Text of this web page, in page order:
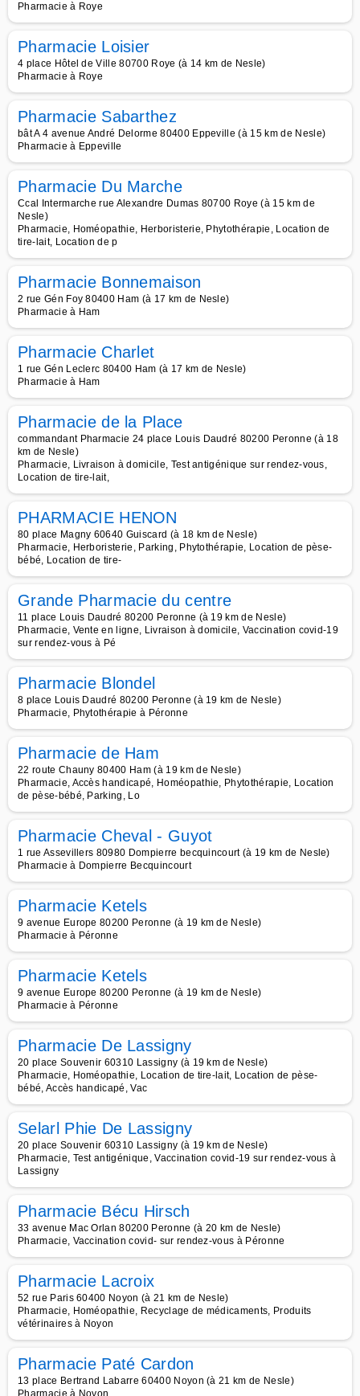
Pharmacie à Roye
Pharmacie Loisier
4 place Hôtel de Ville 80700 Roye (à 14 km de Nesle)
Pharmacie à Roye
Pharmacie Sabarthez
bât A 4 avenue André Delorme 80400 Eppeville (à 15 km de Nesle)
Pharmacie à Eppeville
Pharmacie Du Marche
Ccal Intermarche rue Alexandre Dumas 80700 Roye (à 15 km de
Nesle)
Pharmacie, Homéopathie, Herboristerie, Phytothérapie, Location de
tire-lait, Location de p
Pharmacie Bonnemaison
2 rue Gén Foy 80400 Ham (à 17 km de Nesle)
Pharmacie à Ham
Pharmacie Charlet
1 rue Gén Leclerc 80400 Ham (à 17 km de Nesle)
Pharmacie à Ham
Pharmacie de la Place
commandant Pharmacie 24 place Louis Daudré 80200 Peronne (à 18
km de Nesle)
Pharmacie, Livraison à domicile, Test antigénique sur rendez-vous,
Location de tire-lait,
PHARMACIE HENON
80 place Magny 60640 Guiscard (à 18 km de Nesle)
Pharmacie, Herboristerie, Parking, Phytothérapie, Location de pèse-
bébé, Location de tire-
Grande Pharmacie du centre
11 place Louis Daudré 80200 Peronne (à 19 km de Nesle)
Pharmacie, Vente en ligne, Livraison à domicile, Vaccination covid-19
sur rendez-vous à Pé
Pharmacie Blondel
8 place Louis Daudré 80200 Peronne (à 19 km de Nesle)
Pharmacie, Phytothérapie à Péronne
Pharmacie de Ham
22 route Chauny 80400 Ham (à 19 km de Nesle)
Pharmacie, Accès handicapé, Homéopathie, Phytothérapie, Location
de pèse-bébé, Parking, Lo
Pharmacie Cheval - Guyot
1 rue Assevillers 80980 Dompierre becquincourt (à 19 km de Nesle)
Pharmacie à Dompierre Becquincourt
Pharmacie Ketels
9 avenue Europe 80200 Peronne (à 19 km de Nesle)
Pharmacie à Péronne
Pharmacie Ketels
9 avenue Europe 80200 Peronne (à 19 km de Nesle)
Pharmacie à Péronne
Pharmacie De Lassigny
20 place Souvenir 60310 Lassigny (à 19 km de Nesle)
Pharmacie, Homéopathie, Location de tire-lait, Location de pèse-
bébé, Accès handicapé, Vac
Selarl Phie De Lassigny
20 place Souvenir 60310 Lassigny (à 19 km de Nesle)
Pharmacie, Test antigénique, Vaccination covid-19 sur rendez-vous à
Lassigny
Pharmacie Bécu Hirsch
33 avenue Mac Orlan 80200 Peronne (à 20 km de Nesle)
Pharmacie, Vaccination covid- sur rendez-vous à Péronne
Pharmacie Lacroix
52 rue Paris 60400 Noyon (à 21 km de Nesle)
Pharmacie, Homéopathie, Recyclage de médicaments, Produits
vétérinaires à Noyon
Pharmacie Paté Cardon
13 place Bertrand Labarre 60400 Noyon (à 21 km de Nesle)
Pharmacie à Noyon